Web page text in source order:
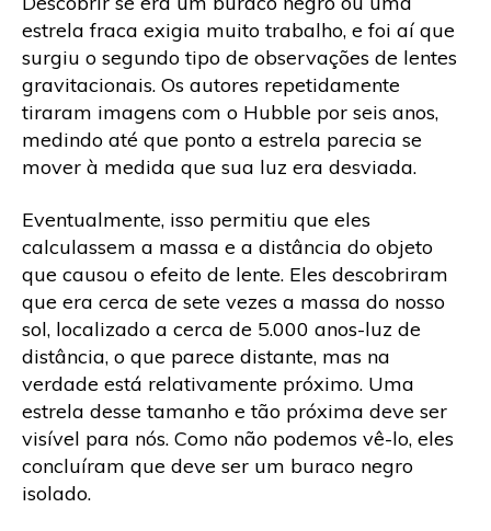
estrela fraca exigia muito trabalho, e foi aí que
surgiu o segundo tipo de observações de lentes
gravitacionais. Os autores repetidamente
tiraram imagens com o Hubble por seis anos,
medindo até que ponto a estrela parecia se
mover à medida que sua luz era desviada.
Eventualmente, isso permitiu que eles
calculassem a massa e a distância do objeto
que causou o efeito de lente. Eles descobriram
que era cerca de sete vezes a massa do nosso
sol, localizado a cerca de 5.000 anos-luz de
distância, o que parece distante, mas na
verdade está relativamente próximo. Uma
estrela desse tamanho e tão próxima deve ser
visível para nós. Como não podemos vê-lo, eles
concluíram que deve ser um buraco negro
isolado.